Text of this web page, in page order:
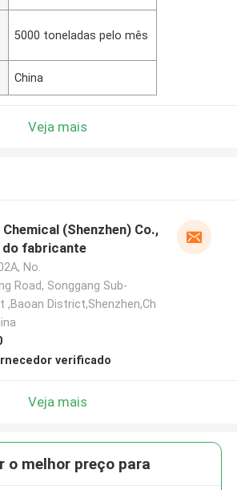
5000 toneladas pelo mês
China
Veja mais
Chemical (Shenzhen) Co., Ltd
fabricante
No.
Road, Songgang Sub-
,Baoan District,Shenzhen,Ch
verificado
Veja mais
o melhor preço para